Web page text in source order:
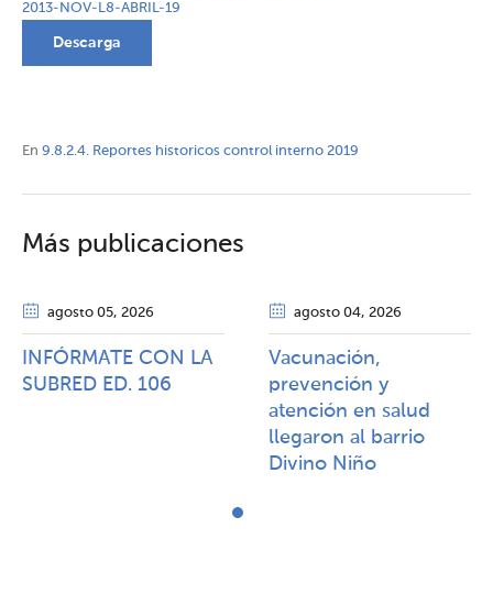
2013-NOV-L8-ABRIL-19
Descarga
En 9.8.2.4. Reportes historicos control interno 2019
Más publicaciones
agosto 05, 2026
INFÓRMATE CON LA
SUBRED ED. 106
agosto 04, 2026
Vacunación,
prevención y
atención en salud
llegaron al barrio
Divino Niño